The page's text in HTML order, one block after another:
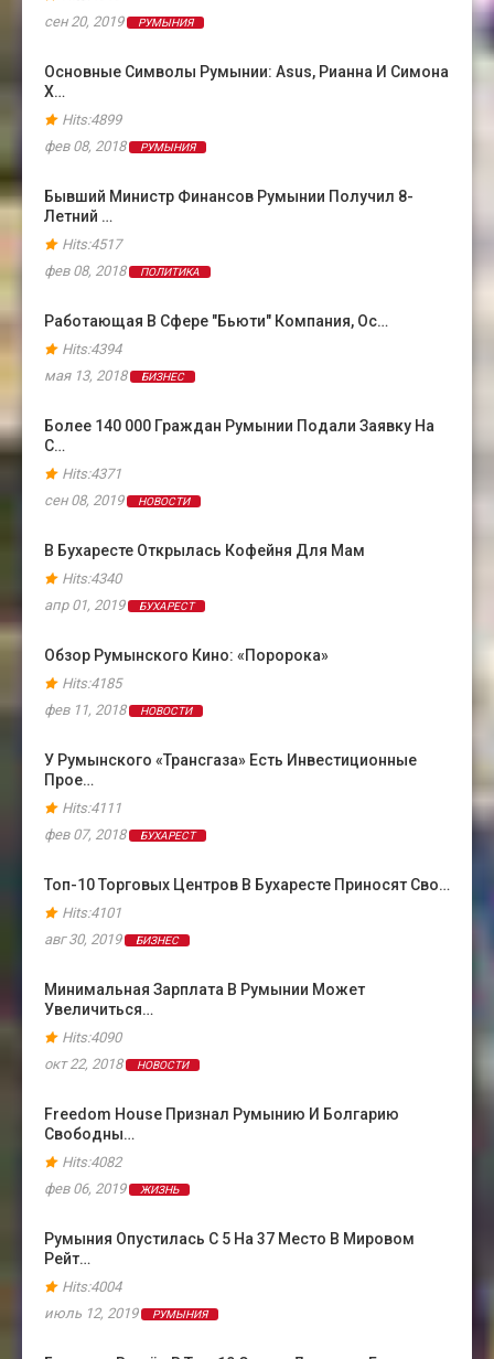
сен 20, 2019
РУМЫНИЯ
Основные Символы Румынии: Asus, Рианна И Симона
Х…
Hits:4899
фев 08, 2018
РУМЫНИЯ
Бывший Министр Финансов Румынии Получил 8-
Летний …
Hits:4517
фев 08, 2018
ПОЛИТИКА
Работающая В Сфере "бьюти" Компания, Ос…
Hits:4394
мая 13, 2018
БИЗНЕС
Более 140 000 Граждан Румынии Подали Заявку На
С…
Hits:4371
сен 08, 2019
НОВОСТИ
В Бухаресте Открылась Кофейня Для Мам
Hits:4340
апр 01, 2019
БУХАРЕСТ
Обзор Румынского Кино: «Поророка»
Hits:4185
фев 11, 2018
НОВОСТИ
У Румынского «Трансгаза» Есть Инвестиционные
Прое…
Hits:4111
фев 07, 2018
БУХАРЕСТ
Топ-10 Торговых Центров В Бухаресте Приносят Сво…
Hits:4101
авг 30, 2019
БИЗНЕС
Минимальная Зарплата В Румынии Может
Увеличиться…
Hits:4090
окт 22, 2018
НОВОСТИ
Freedom House Признал Румынию И Болгарию
Свободны…
Hits:4082
фев 06, 2019
ЖИЗНЬ
Румыния Опустилась С 5 На 37 Место В Мировом
Рейт…
Hits:4004
июль 12, 2019
РУМЫНИЯ